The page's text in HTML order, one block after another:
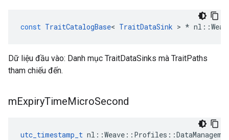
const TraitCatalogBase< TraitDataSink > * nl ::
Dữ liệu đầu vào: Danh mục TraitDataSinks mà TraitPaths
tham chiếu đến.
mExpiryTimeMicroSecond
utc_timestamp_t